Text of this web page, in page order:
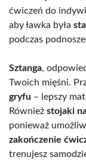
ćwiczeń do
aby ławka była
podczas
Sztanga,
Twoich mięśni.
gryfu – lepszy
Również stojaki
ponieważ
zakończenie
trenujesz